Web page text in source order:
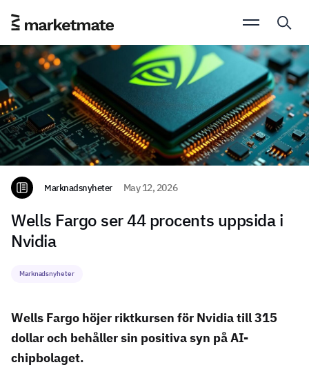
Marknadsnyheter May 12, 2026
Wells Fargo ser 44 procents uppsida i
Nvidia
Marknadsnyheter
Wells Fargo höjer riktkursen för Nvidia till 315
dollar och behåller sin positiva syn på AI-
chipbolaget.